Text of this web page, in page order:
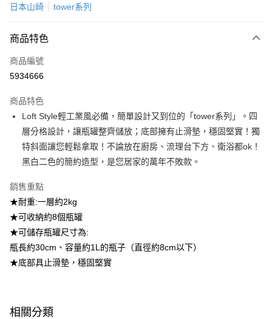
成交易。
4.訂單成立30分鐘內，如未前往確認交易或遇審核未通過，訂單將自動取
消。如遇「轉專審核」未通過狀況，表示未達大哥付你分期系統評分，恕無
【繳款方式說明】
1.分期款項不併入電信帳單，「大哥付你分期」於每月結算日後寄送繳費提
2.透過簡訊連結打開帳單後，可選擇「超商條碼／台灣大直營門市／銀行轉
【注意事項】
1.本服務係由「台灣大哥大股份有限公司」（以下簡稱本公司）所提供，讓
用戶於交易時，得透過本服務購買商品或服務，並由商店將買賣／分期付款
買賣價金債權讓與本公司後，依約使用本公司帳單繳交帳款。
資料（包含姓名、電話或地址）提供予台灣大哥大進項蒐集、處理及利用，
由本公司與您本人進行分期帳單所需資料之確認、核對及更正。
3.完整用戶服務條款，請詳閱以下連結：
運送方式
每筆NT$150，滿NT$299(含以上)免運費
日本山崎 tower系列
商品特色
商品編號
5934666
商品特色
Loft Style輕工業風必備，簡單設計又到位的「tower系列」。四
層分格設計，讓瓶罐整齊儲放；底部擁有止滑墊，穩固堅實！獨
特斜面讓您輕鬆拿取！不論放在廚房、流理台下方、衛浴都ok！
黑白二色的簡約造型，是您居家的萬年不敗款。
銷售重點
★耐重:一層約2kg
★可收納約8個瓶罐
★可儲存瓶罐尺寸為:
瓶長約30cm、容量約1L的瓶子（直徑約8cm以下）
★底部具止滑墊，穩固堅實
相關分類